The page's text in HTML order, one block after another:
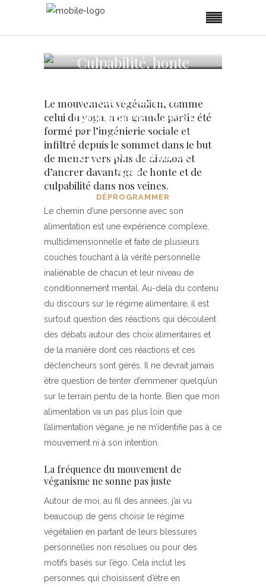
Culpabilité, honte
division dans le
mouvement végan
et la vision tunnel
de la communauté
détox
DÉPROGRAMMER
Le mouvement végétalien, comme
celui du yoga, a en grande partie été
formé par l’ingénierie sociale et
infiltré depuis le sommet dans le but
de mener vers plus de division et
d’ancrer davantage de honte et de
culpabilité dans nos veines.
Le chemin d’une personne avec son
alimentation est une expérience complexe,
multidimensionnelle et faite de plusieurs
couches touchant à la vérité personnelle
inaliénable de chacun et leur niveau de
conditionnement mental. Au-delà du contenu
du discours sur le régime alimentaire, il est
surtout question des réactions qui découlent
des débats autour des choix alimentaires et
de la manière dont ces réactions et ces
déclencheurs sont gérés. Il ne devrait jamais
être question de tenter d’emmener quelqu’un
sur le terrain pentu de la honte. Bien que mon
alimentation va un pas plus loin que
l’alimentation végane, je ne m’identifie pas à ce
mouvement ni à son intention.
La fréquence du mouvement de
véganisme ne sonne pas juste
Autour de moi, au fil des années, j’ai vu
beaucoup de gens choisir le régime
végétalien en partant de leurs blessures
personnelles non résolues ou pour des
motifs basés sur l’égo. Cela inclut les
personnes qui choisissent d’être en